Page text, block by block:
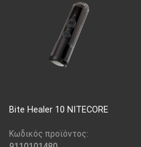
Bite Healer 10 NITECORE
Κωδικός προϊόντος: